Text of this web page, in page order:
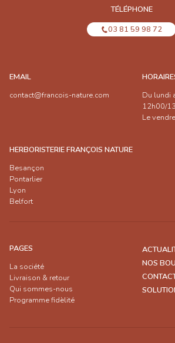
TÉLÉPHONE
03 81 59 98 72
EMAIL
contact@francois-nature.com
Du lundi
12h00/
Le
HERBORISTERIE FRANÇOIS NATURE
Besançon
Pontarlier
Lyon
Belfort
PAGES
La société
Livraison & retour
Qui sommes-nous
Programme fidèlité
NOS